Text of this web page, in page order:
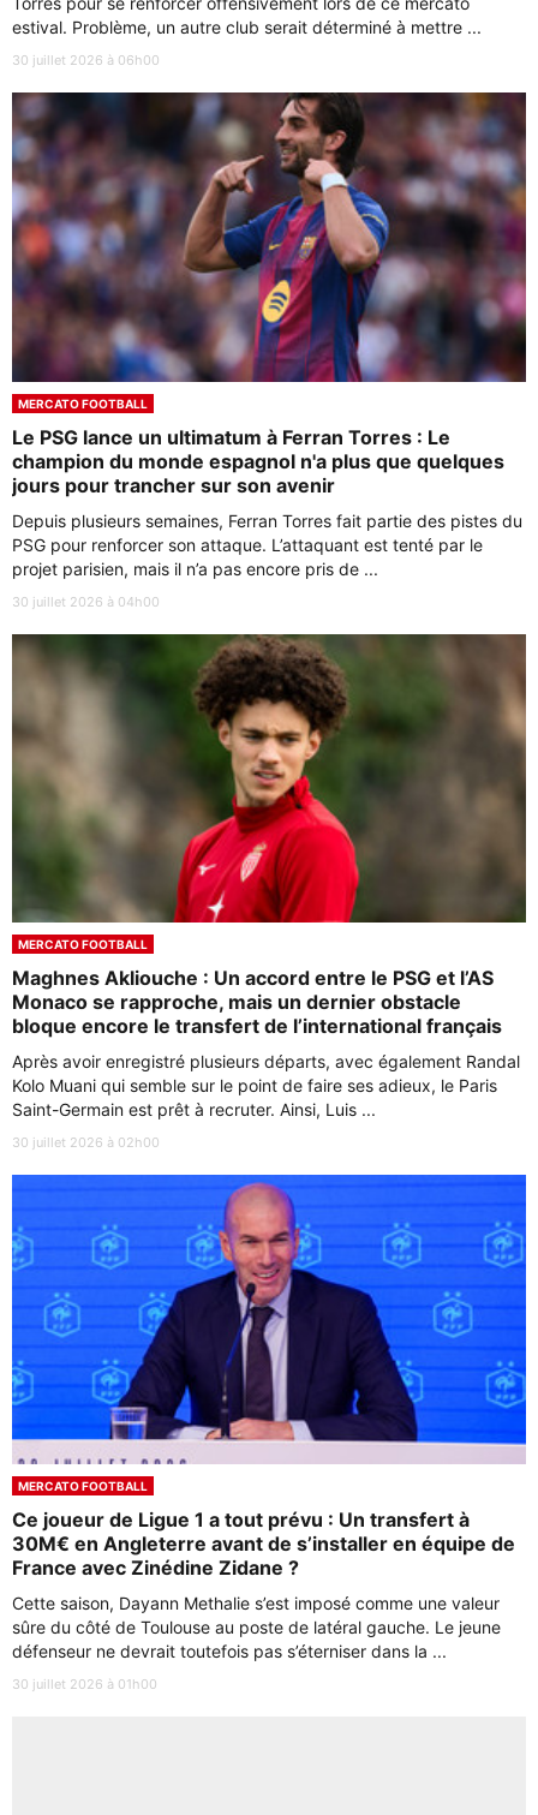
estival. Problème, un autre club serait déterminé à mettre ...
30 juillet 2026 à 06h00
MERCATO FOOTBALL
Le PSG lance un ultimatum à Ferran Torres : Le
champion du monde espagnol n'a plus que quelques
jours pour trancher sur son avenir
Depuis plusieurs semaines, Ferran Torres fait partie des pistes du
PSG pour renforcer son attaque. L’attaquant est tenté par le
projet parisien, mais il n’a pas encore pris de ...
30 juillet 2026 à 04h00
MERCATO FOOTBALL
Maghnes Akliouche : Un accord entre le PSG et l’AS
Monaco se rapproche, mais un dernier obstacle
bloque encore le transfert de l’international français
Après avoir enregistré plusieurs départs, avec également Randal
Kolo Muani qui semble sur le point de faire ses adieux, le Paris
Saint-Germain est prêt à recruter. Ainsi, Luis ...
30 juillet 2026 à 02h00
MERCATO FOOTBALL
Ce joueur de Ligue 1 a tout prévu : Un transfert à
30M€ en Angleterre avant de s’installer en équipe de
France avec Zinédine Zidane ?
Cette saison, Dayann Methalie s’est imposé comme une valeur
sûre du côté de Toulouse au poste de latéral gauche. Le jeune
défenseur ne devrait toutefois pas s’éterniser dans la ...
30 juillet 2026 à 01h00